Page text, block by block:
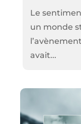
Le
un monde
avait...